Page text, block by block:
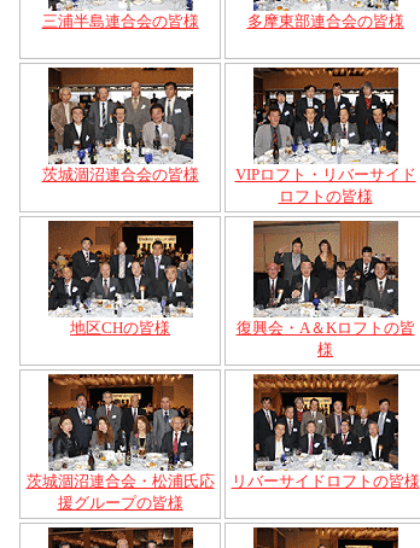
三浦半島連合会の皆様 多摩東部連合会の皆様
茨城涸沼連合会の皆様
VIPロフト・リバーサイド
ロフトの皆様
地区CHの皆様
復興会・A＆Kロフトの皆
様
茨城涸沼連合会・松浦氏応
援グループの皆様
リバーサイドロフトの皆様